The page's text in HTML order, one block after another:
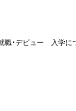
職・デビュー 入学に